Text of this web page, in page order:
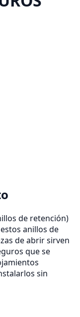
de retención)
anillos de
de abrir sirven
que se
sin